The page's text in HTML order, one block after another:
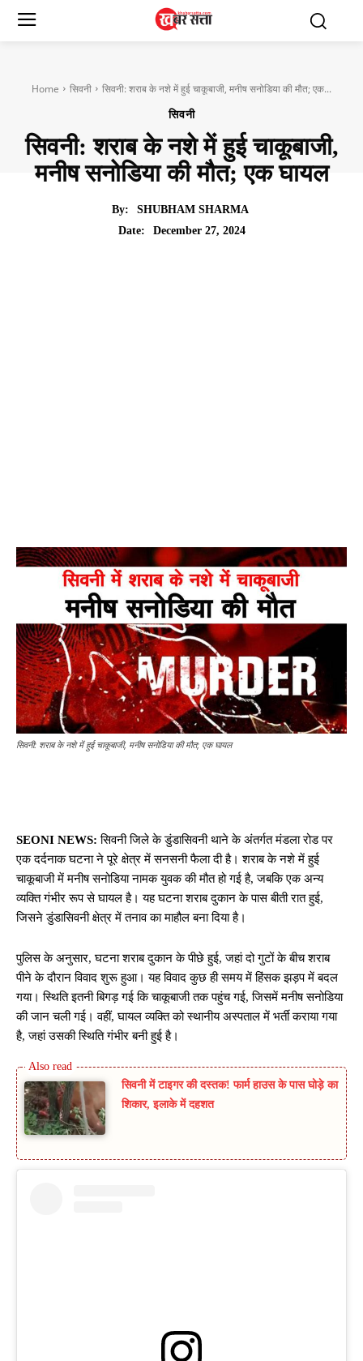
Home सिवनी सिवनी: शराब के नशे में हुई चाकूबाजी, मनीष सनोडिया की मौत; एक...
सिवनी
सिवनी: शराब के नशे में हुई चाकूबाजी,
मनीष सनोडिया की मौत; एक घायल
By:
SHUBHAM SHARMA
Date:
December 27, 2024
सिवनी: शराब के नशे में हुई चाकूबाजी, मनीष सनोडिया की मौत; एक घायल
SEONI NEWS:सिवनी जिले के डुंडासिवनी थाने के अंतर्गत मंडला रोड पर
एक दर्दनाक घटना ने पूरे क्षेत्र में सनसनी फैला दी है। शराब के नशे में हुई
चाकूबाजी में मनीष सनोडिया नामक युवक की मौत हो गई है, जबकि एक अन्य
व्यक्ति गंभीर रूप से घायल है। यह घटना शराब दुकान के पास बीती रात हुई,
जिसने डुंडासिवनी क्षेत्र में तनाव का माहौल बना दिया है।
पुलिस के अनुसार, घटना शराब दुकान के पीछे हुई, जहां दो गुटों के बीच शराब
पीने के दौरान विवाद शुरू हुआ। यह विवाद कुछ ही समय में हिंसक झड़प में बदल
गया। स्थिति इतनी बिगड़ गई कि चाकूबाजी तक पहुंच गई, जिसमें मनीष सनोडिया
की जान चली गई। वहीं, घायल व्यक्ति को स्थानीय अस्पताल में भर्ती कराया गया
है, जहां उसकी स्थिति गंभीर बनी हुई है।
सिवनी में टाइगर की दस्तक! फार्म हाउस के पास घोड़े का
शिकार, इलाके में दहशत